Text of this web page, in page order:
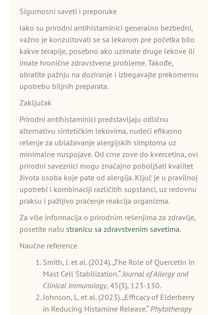
Sigurnosni saveti i preporuke
Iako su prirodni antihistaminici generalno bezbedni,
važno je konzultovati se sa lekarom pre početka bilo
kakve terapije, posebno ako uzimate druge lekove ili
imate hronične zdravstvene probleme. Takođe,
obratite pažnju na doziranje i izbegavajte prekomernu
upotrebu biljnih preparata.
Zaključak
Prirodni antihistaminici predstavljaju odličnu
alternativu sintetičkim lekovima, nudeći efikasno
rešenje za ublažavanje alergijskih simptoma uz
minimalne nuspojave. Od crne zove do kvercetina, ovi
prirodni saveznici mogu značajno poboljšati kvalitet
života osoba koje pate od alergija. Ključ je u pravilnoj
upotrebi i kombinaciji različitih supstanci, uz redovnu
praksu i pažljivo praćenje reakcija organizma.
Za više informacija o prirodnim rešenjima za zdravlje,
posetite našu stranicu sa zdravstvenim savetima.
Naučne reference
Smith, J. et al. (2024). „The Role of Quercetin in
Mast Cell Stabilization.“Journal of Allergy and
Clinical Immunology, 45(3), 123-130.
Johnson, L. et al. (2023). „Efficacy of Elderberry
in Reducing Histamine Release.“Phytotherapy